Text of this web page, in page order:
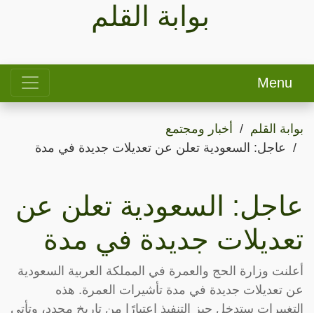
بوابة القلم
Menu
بوابة القلم
أخبار ومجتمع
عاجل: السعودية تعلن عن تعديلات جديدة في مدة
عاجل: السعودية تعلن عن
تعديلات جديدة في مدة
أعلنت وزارة الحج والعمرة في المملكة العربية السعودية
عن تعديلات جديدة في مدة تأشيرات العمرة. هذه
التغييرات ستدخل حيز التنفيذ اعتبارًا من تاريخ محدد، وتأتي